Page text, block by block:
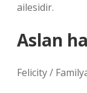
ailesidir.
Aslan
Felicity /